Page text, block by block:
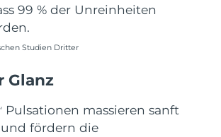
99 % der Unreinheiten
Studien Dritter
Glanz
Pulsationen massieren sanft
und fördern dieErwartete Lieferung